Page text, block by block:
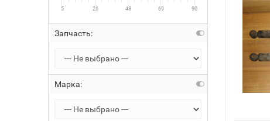
5 26 48 69 90
Запчасть:
Марка: